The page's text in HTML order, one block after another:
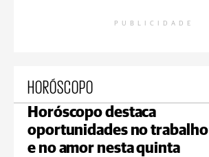
PUBLICIDADE
HORÓSCOPO
Horóscopo destaca
oportunidades no trabalho
e no amor nesta quinta